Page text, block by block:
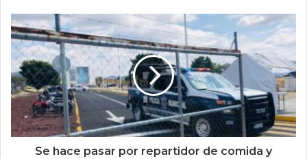
Se hace pasar por repartidor de comida y